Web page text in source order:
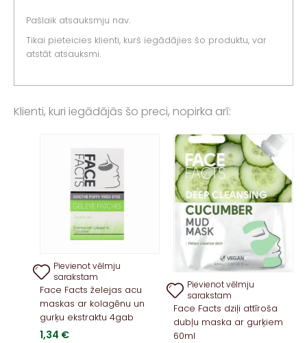
Pašlaik atsauksmju nav.
Tikai pieteicies klienti, kurš iegādājies šo produktu, var
atstāt atsauksmi.
Klienti, kuri iegādājās šo preci, nopirka arī:
Pievienot vēlmju
sarakstam
Face Facts želejas acu
maskas ar kolagēnu un
gurķu ekstraktu 4gab
1,34 €
Pievienot vēlmju
sarakstam
Face Facts dziļi attīroša
dubļu maska ​​ar gurķiem
60ml